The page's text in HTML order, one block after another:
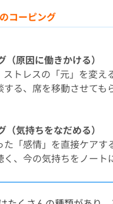
コーピング
（原因に働きかける）
トレスの「元」を変え
する、席を移動させても
（気持ちをなだめる）
「感情」を直接ケアす
く、今の気持ちをノート